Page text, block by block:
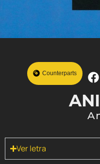
Counterparts
Ver letra